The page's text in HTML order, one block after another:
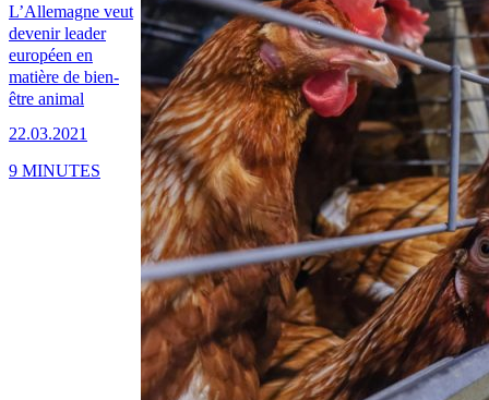
L’Allemagne veut
devenir leader
européen en
matière de bien-
être animal
22.03.2021
9 MINUTES